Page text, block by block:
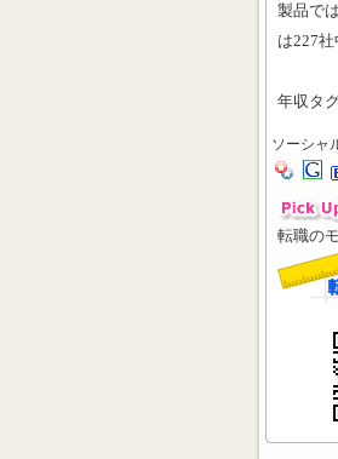
製品で
は227
年収タ
ソーシャ
転職の